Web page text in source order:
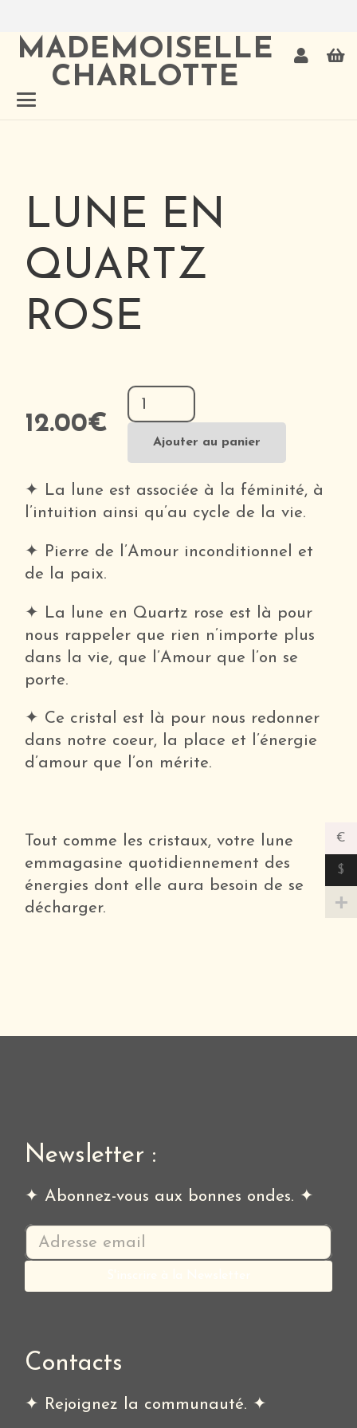
MADEMOISELLE
CHARLOTTE
LUNE EN
QUARTZ
ROSE
12.00€
quantité
de
Lune
en
Quartz
Rose
Ajouter au panier
✦ La lune est associée à la féminité, à
l’intuition ainsi qu’au cycle de la vie.
✦ Pierre de l’Amour inconditionnel et
de la paix.
✦ La lune en Quartz rose est là pour
nous rappeler que rien n’importe plus
dans la vie, que l’Amour que l’on se
porte.
✦ Ce cristal est là pour nous redonner
dans notre coeur, la place et l’énergie
d’amour que l’on mérite.
Tout comme les cristaux, votre lune
emmagasine quotidiennement des
énergies dont elle aura besoin de se
décharger.
Newsletter :
✦ Abonnez-vous aux bonnes ondes. ✦
Contacts
✦ Rejoignez la communauté. ✦
€
$